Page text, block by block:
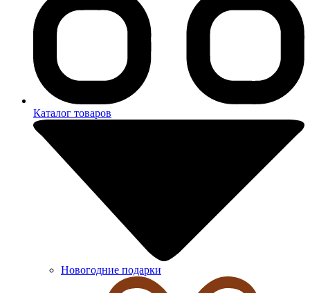
Каталог товаров
Новогодние подарки